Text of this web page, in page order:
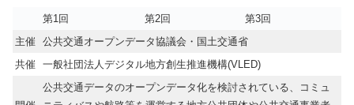
第1回 第2回
第3回
主催
公共交通オープンデータ協議会・国土交通省
共催 一般社団法人デジタル地方創生推進機構(VLED)
公共交通データのオープンデータ化を検討されている、コミュ